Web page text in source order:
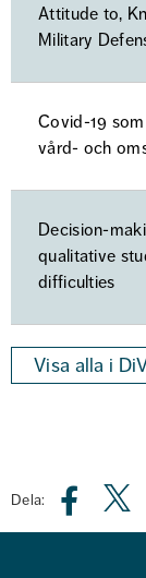
Attitude to,
Military
Covid-19
vård- och
Decision-
qualitative
difficulties
Visa alla i
Dela: